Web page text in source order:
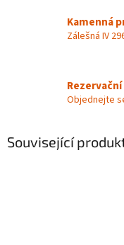
Kamenná
Zálešná IV
Objednejte
Související